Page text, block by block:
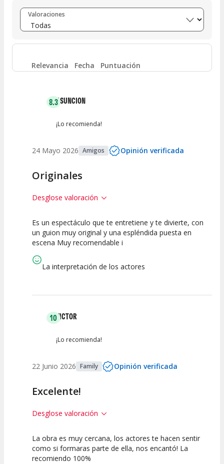
Entre 8 y 10 (772)
Entre 6 y 8 (58)
Entre 4 y 6 16
Valoraciones
Relevancia Fecha Puntuación
8.3ASUNCION
¡Lo recomienda!
24 Mayo 2026 Amigos Opinión verificada
Originales
Desglose valoración
7.5
Calidad del
7.5
Puesta en
10
Interpretación
Es un espectáculo que te entretiene y te divierte, con
un guion muy original y una espléndida puesta en
escena Muy recomendable i
La interpretación de los actores
10VICTOR
¡Lo recomienda!
22 Junio 2026 Family Opinión verificada
Excelente!
Desglose valoración
10
Calidad del
10
Puesta en
10
La obra es muy cercana, los actores te hacen sentir
como si formaras parte de ella, nos encantó! La
recomiendo 100%